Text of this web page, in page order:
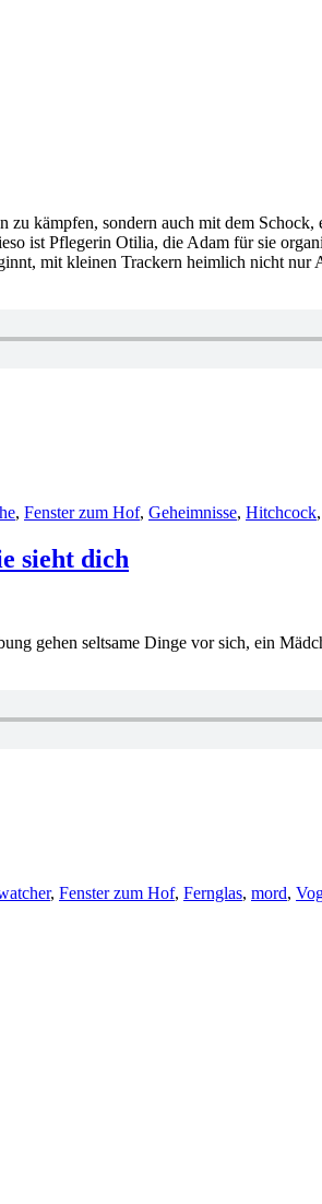
kämpfen, sondern auch mit dem
ist Pflegerin Otilia, die Adam für sie
mit kleinen Trackern heimlich nicht
, Fenster zum Hof, Geheimnisse, Hitchcock,
sieht dich
gehen seltsame Dinge vor sich, ein
, Fenster zum Hof, Fernglas, mord,